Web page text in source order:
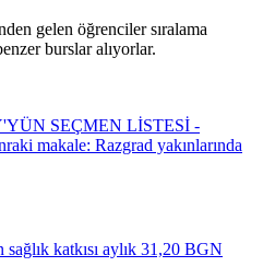
gelen öğrenciler sıralama
burslar alıyorlar.
SEÇMEN LİSTESİ -
makale: Razgrad yakınlarında